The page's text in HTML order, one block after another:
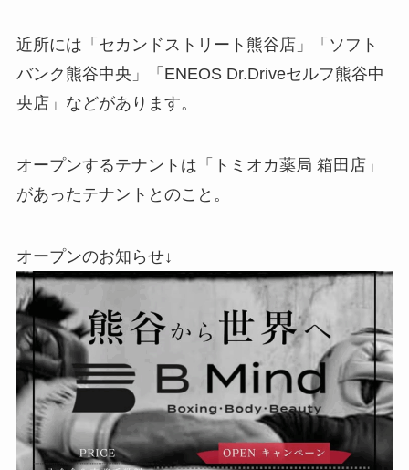
近所には「セカンドストリート熊谷店」「ソフト
バンク熊谷中央」「ENEOS Dr.Driveセルフ熊谷中
央店」などがあります。
オープンするテナントは「トミオカ薬局 箱田店」
があったテナントとのこと。
オープンのお知らせ↓